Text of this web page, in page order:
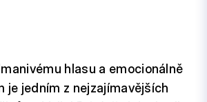
hlasu a emocionálně
je jedním z nejzajímavějších